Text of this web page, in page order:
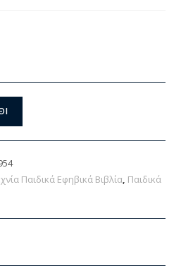
Παιδικά Εφηβικά Βιβλία, Παιδικά